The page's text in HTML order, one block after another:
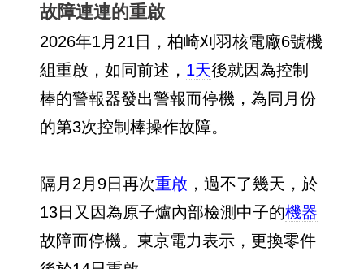
故障連連的重啟
2026年1月21日，柏崎刈羽核電廠6號機
組重啟，如同前述， 1天後就因為控制
棒的警報器發出警報而停機，為同月份
的第3次控制棒操作故障。
隔月2月9日再次重啟 ，過不了幾天，於
13日又因為原子爐內部檢測中子的機器
故障而停機。東京電力表示，更換零件